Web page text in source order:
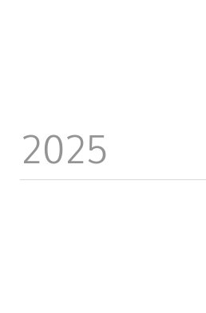
2025